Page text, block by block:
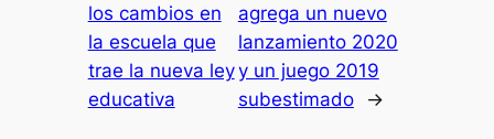
los cambios en
la escuela que
trae la nueva ley
educativa
agrega un nuevo
lanzamiento 2020
y un juego 2019
subestimado
→